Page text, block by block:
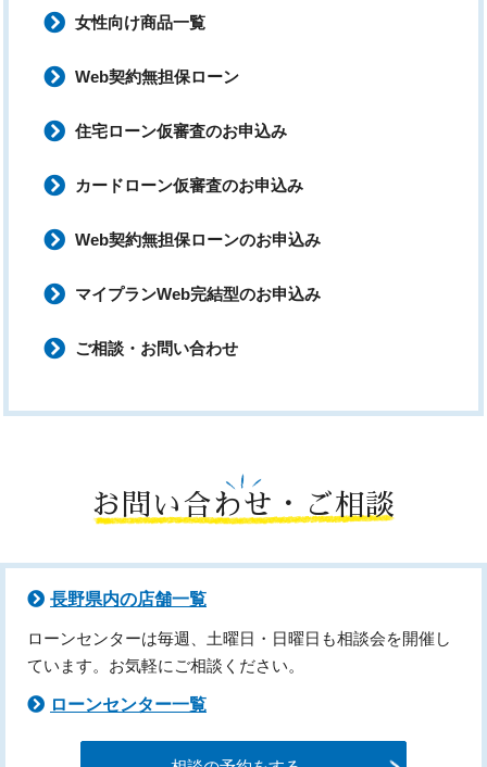
女性向け商品一覧
Web契約無担保ローン
住宅ローン仮審査のお申込み
カードローン仮審査のお申込み
Web契約無担保ローンのお申込み
マイプランWeb完結型のお申込み
ご相談・お問い合わせ
お問い合わせ・ご相談
長野県内の店舗一覧
ローンセンターは毎週、土曜日・日曜日も相談会を開催し
ています。お気軽にご相談ください。
ローンセンター一覧